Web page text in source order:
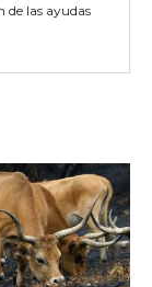
de las ayudas